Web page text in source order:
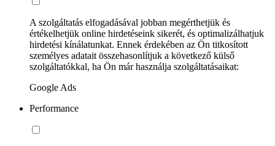
A szolgáltatás elfogadásával jobban megérthetjük és
értékelhetjük online hirdetéseink sikerét, és optimalizálhatjuk
hirdetési kínálatunkat. Ennek érdekében az Ön titkosított
személyes adatait összehasonlítjuk a következő külső
szolgáltatókkal, ha Ön már használja szolgáltatásaikat:
Google Ads
Performance